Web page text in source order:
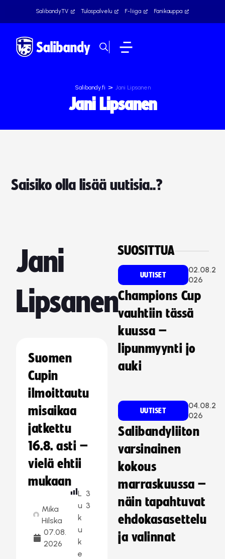
SalibandyTV Tulospalvelu F-liiga Fanikauppa
Salibandy.fi > Jani Lipsanen
Jani Lipsanen
Saisiko olla lisää uutisia..?
Jani
Lipsanen
Suomen
Cupin
ilmoittautu
misaikaa
jatkettu
16.8. asti –
vielä ehtii
mukaan
Mika
Hilska
07.08.
2026
L
u
k
u
k
e
3
3
SUOSITTUA
UUTISET
02.08.2
026
Champions Cup
vauhtiin tässä
kuussa –
lipunmyynti jo
auki
UUTISET
04.08.2
026
Salibandyliiton
varsinainen
kokous
marraskuussa –
näin tapahtuvat
ehdokasasettelu
ja valinnat